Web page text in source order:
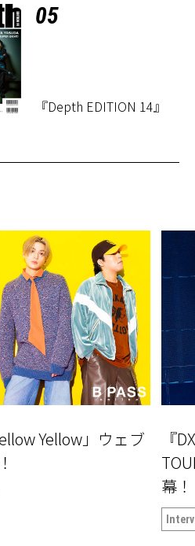
05
『Depth EDITION 14』
Yellow」ウェブ
『